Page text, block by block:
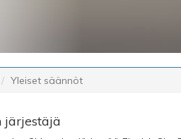
Yleiset säännöt
järjestäjä